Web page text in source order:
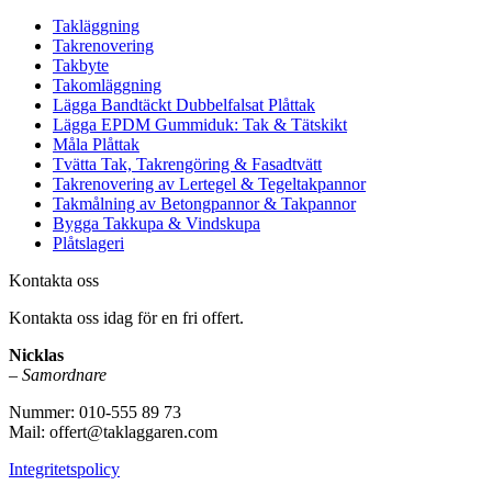
Takläggning
Takrenovering
Takbyte
Takomläggning
Lägga Bandtäckt Dubbelfalsat Plåttak
Lägga EPDM Gummiduk: Tak & Tätskikt
Måla Plåttak
Tvätta Tak, Takrengöring & Fasadtvätt
Takrenovering av Lertegel & Tegeltakpannor
Takmålning av Betongpannor & Takpannor
Bygga Takkupa & Vindskupa
Plåtslageri
Kontakta oss
Kontakta oss idag för en fri offert.
Nicklas
– Samordnare
Nummer: 010-555 89 73
Mail: offert@taklaggaren.com
Integritetspolicy